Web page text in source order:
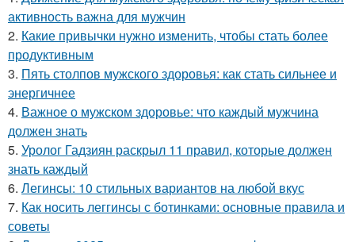
активность важна для мужчин
2. Какие привычки нужно изменить, чтобы стать более
продуктивным
3. Пять столпов мужского здоровья: как стать сильнее и
энергичнее
4. Важное о мужском здоровье: что каждый мужчина
должен знать
5. Уролог Гадзиян раскрыл 11 правил, которые должен
знать каждый
6. Легинсы: 10 стильных вариантов на любой вкус
7. Как носить леггинсы с ботинками: основные правила и
советы